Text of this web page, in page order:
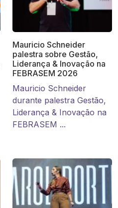
Mauricio Schneider
palestra sobre Gestão,
Liderança & Inovação na
FEBRASEM 2026
Mauricio Schneider
durante palestra Gestão,
Liderança & Inovação na
FEBRASEM ...